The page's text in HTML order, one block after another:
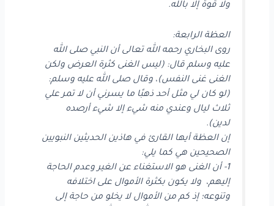
ولا قوة إلا بالله.
العظة الرابعة:
روى البخاري رحمه الله تعالى أن النبي صلى الله
عليه وسلم قال: (ليس الغنى كثرة العرض ولكن
الغنى غنى النفس)، وقال صلى الله عليه وسلم:
(لو كان لي مثل أحد ذهبًا ما يسرني أن لا تمر علي
ثلاث ليال وعندي منه شيء إلا شيء أرصده
لدين).
إن العظة أيها القارئ في هاذين الحديثين النبويين
الصحيحين هي كما يلي:
1- أن الغنى هو الاستغناء عن الغير وعدم الحاجة
إليهم، ولا يكون بكثرة الأموال على اختلافه
وتنوعه؛ إذ كم من الأموال لا يخلو من حاجة إلى